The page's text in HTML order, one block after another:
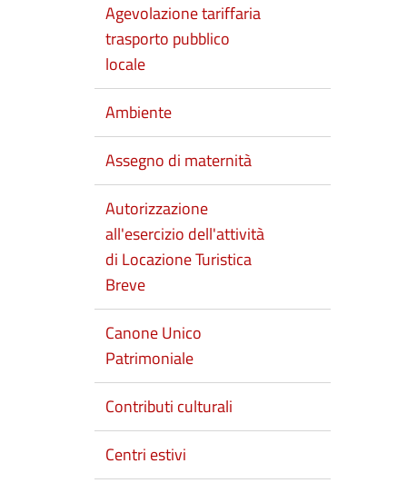
Agevolazione tariffaria
trasporto pubblico
locale
Ambiente
Assegno di maternità
Autorizzazione
all'esercizio dell'attività
di Locazione Turistica
Breve
Canone Unico
Patrimoniale
Contributi culturali
Centri estivi